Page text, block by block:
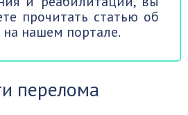
прочитать статью об
нашем портале.
перелома